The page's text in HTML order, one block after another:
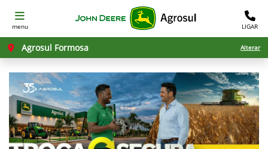
menu LIGAR
Agrosul Formosa Alterar